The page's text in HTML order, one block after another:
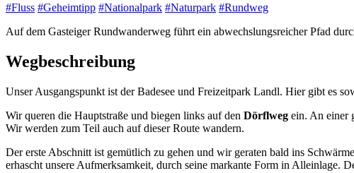
#Fluss #Geheimtipp #Nationalpark #Naturpark #Rundweg
Auf dem Gasteiger Rundwanderweg führt ein abwechslungsreicher Pfad
Wegbeschreibung
Unser Ausgangspunkt ist der Badesee und Freizeitpark Landl. Hier gibt es
Wir queren die Hauptstraße und biegen links auf den Dörflweg ein. An einer
Wir werden zum Teil auch auf dieser Route wandern.
Der erste Abschnitt ist gemütlich zu gehen und wir geraten bald ins
erhascht unsere Aufmerksamkeit, durch seine markante Form in Alleinlage.